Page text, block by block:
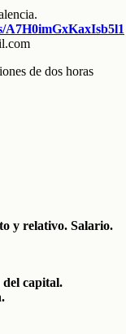
A7H0imGxKaxIsb5l1
de dos horas
y relativo. Salario.
capital.